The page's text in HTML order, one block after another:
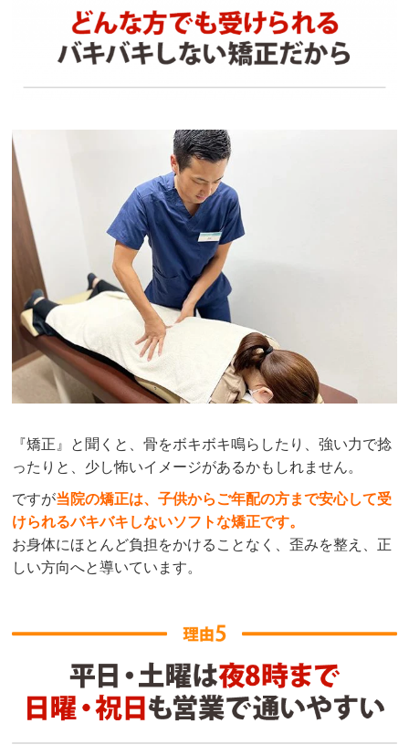
『矯正』と聞くと、骨をボキボキ鳴らしたり、強い力で捻
ったりと、少し怖いイメージがあるかもしれません。
ですが当院の矯正は、子供からご年配の方まで安心して受
けられるバキバキしないソフトな矯正です。
お身体にほとんど負担をかけることなく、歪みを整え、正
しい方向へと導いています。